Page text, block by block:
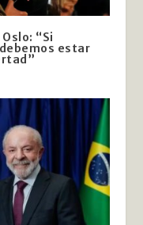
“Si
estar